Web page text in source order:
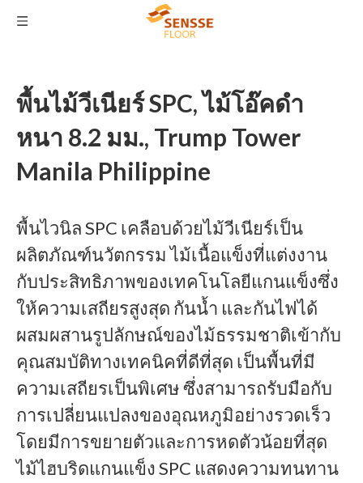
พื้นไม้วีเนียร์ SPC, ไม้โอ๊คดำ
หนา 8.2 มม., Trump Tower
Manila Philippine
พื้นไวนิล SPC เคลือบด้วยไม้วีเนียร์เป็น
ผลิตภัณฑ์นวัตกรรม ไม้เนื้อแข็งที่แต่งงาน
กับประสิทธิภาพของเทคโนโลยีแกนแข็งซึ่ง
ให้ความเสถียรสูงสุด กันน้ำ และกันไฟได้
ผสมผสานรูปลักษณ์ของไม้ธรรมชาติเข้ากับ
คุณสมบัติทางเทคนิคที่ดีที่สุด เป็นพื้นที่มี
ความเสถียรเป็นพิเศษ ซึ่งสามารถรับมือกับ
การเปลี่ยนแปลงของอุณหภูมิอย่างรวดเร็ว
โดยมีการขยายตัวและการหดตัวน้อยที่สุด
ไม้ไฮบริดแกนแข็ง SPC แสดงความทนทาน